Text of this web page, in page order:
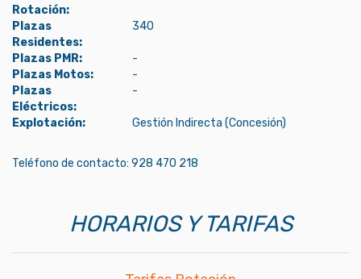
Rotación:
Plazas
Residentes:
340
Plazas PMR:
-
Plazas Motos:
-
Plazas
Eléctricos:
-
Explotación: Gestión Indirecta (Concesión)
Teléfono de contacto: 928 470 218
HORARIOS Y TARIFAS